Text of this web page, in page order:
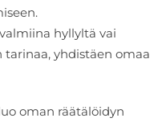
hyllyltä vai
tarinaa, yhdistäen omaa
oman räätälöidyn